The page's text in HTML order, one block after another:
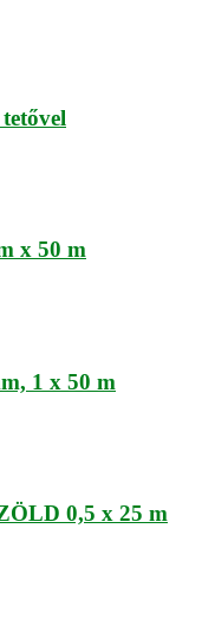
x 50 m
1 x 50 m
0,5 x 25 m